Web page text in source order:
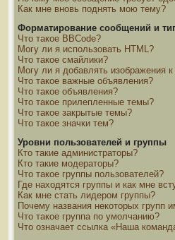
Как мне вновь поднять мою тему?
Форматирование сообщений и
Что такое BBCode?
Могу ли я использовать HTML?
Что такое смайлики?
Могу ли я добавлять изображения
Что такое важные объявления?
Что такое объявления?
Что такое прилепленные темы?
Что такое закрытые темы?
Что такое значки тем?
Уровни пользователей и группы
Кто такие администраторы?
Кто такие модераторы?
Что такое группы пользователей?
Где находятся группы и как мне
Как мне стать лидером группы?
Почему названия некоторых групп
Что такое группа по умолчанию?
Что означает ссылка «Наша